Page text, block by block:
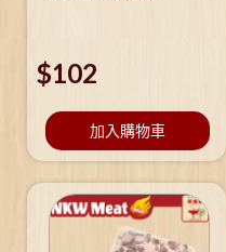
$102
加入購物車